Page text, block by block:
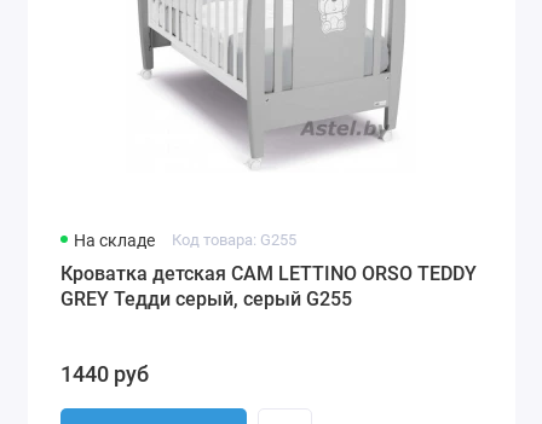
На складе Код товара: G255
Кроватка детская CAM LETTINO ORSO TEDDY
GREY Тедди серый, серый G255
1440 руб